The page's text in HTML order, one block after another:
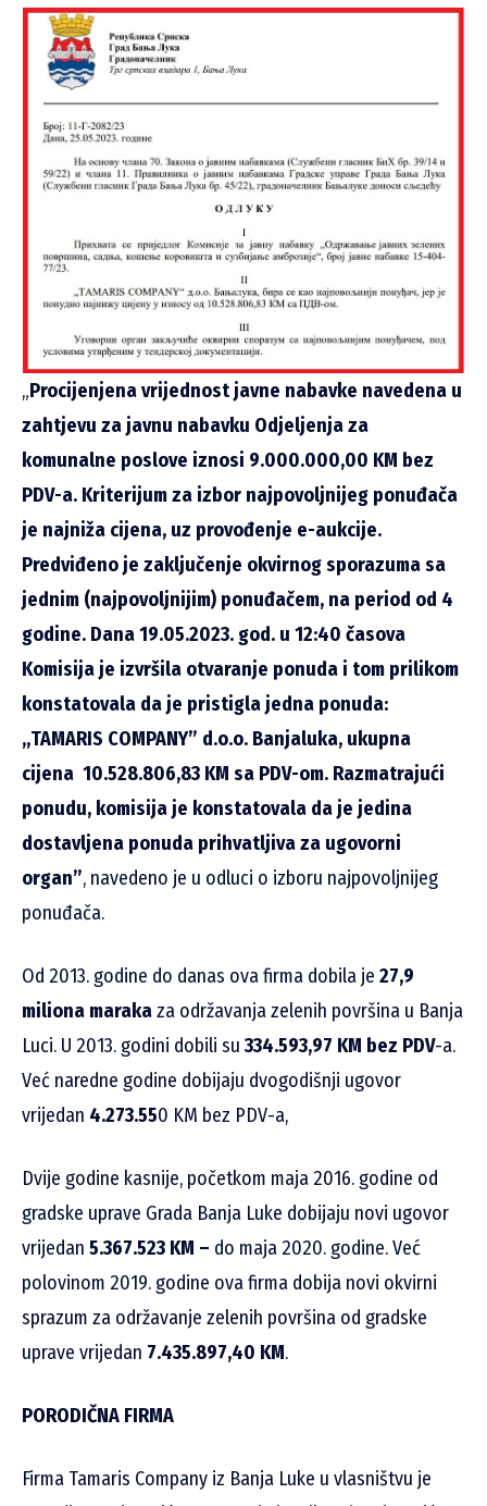
„Procijenjena vrijednost javne nabavke navedena u
zahtjevu za javnu nabavku Odjeljenja za
komunalne poslove iznosi 9.000.000,00 KM bez
PDV-a. Kriterijum za izbor najpovoljnijeg ponuđača
je najniža cijena, uz provođenje e-aukcije.
Predviđeno je zaključenje okvirnog sporazuma sa
jednim (najpovoljnijim) ponuđačem, na period od 4
godine. Dana 19.05.2023. god. u 12:40 časova
Komisija je izvršila otvaranje ponuda i tom prilikom
konstatovala da je pristigla jedna ponuda:
„TAMARIS COMPANY” d.o.o. Banjaluka, ukupna
cijena 10.528.806,83 KM sa PDV-om. Razmatrajući
ponudu, komisija je konstatovala da je jedina
dostavljena ponuda prihvatljiva za ugovorni
organ”, navedeno je u odluci o izboru najpovoljnijeg
ponuđača.
Od 2013. godine do danas ova firma dobila je 27,9
miliona marakaza održavanja zelenih površina u Banja
Luci. U 2013. godini dobili su 334.593,97 KM bez PDV-a.
Već naredne godine dobijaju dvogodišnji ugovor
vrijedan 4.273.550 KM bez PDV-a,
Dvije godine kasnije, početkom maja 2016. godine od
gradske uprave Grada Banja Luke dobijaju novi ugovor
vrijedan 5.367.523 KM – do maja 2020. godine. Već
polovinom 2019. godine ova firma dobija novi okvirni
sprazum za održavanje zelenih površina od gradske
uprave vrijedan 7.435.897,40 KM.
PORODIČNA FIRMA
Firma Tamaris Company iz Banja Luke u vlasništvu je